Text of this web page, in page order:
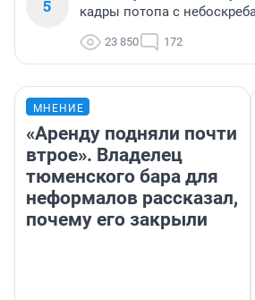
5
кадры потопа с
23 850 172
МНЕНИЕ
«Аренду подняли почти
втрое». Владелец
тюменского бара для
неформалов рассказал,
почему его закрыли